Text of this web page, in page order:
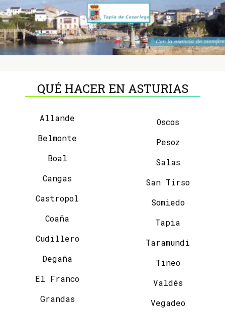
QUÉ HACER EN ASTURIAS
Allande
Belmonte
Boal
Cangas
Castropol
Coaña
Cudillero
Degaña
El Franco
Grandas
Oscos
Pesoz
Salas
San Tirso
Somiedo
Tapia
Taramundi
Tineo
Valdés
Vegadeo